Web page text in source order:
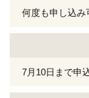
何度も申し込み
7月10日まで申